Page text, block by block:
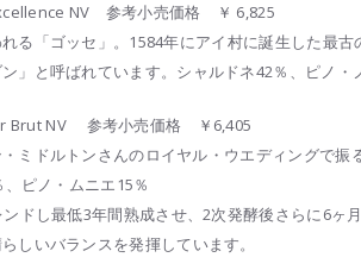
NV 参考小売価格 ￥ 6,825
る「ゴッセ」。1584年にアイ村に誕生した最古
」と呼ばれています。シャルドネ42％、ピノ・
Brut NV 参考小売価格 ￥6,405
ミドルトンさんのロイヤル ・ウエディングで
ピノ・ムニエ15％
ドし最低3年間熟成させ、2次発酵後さらに6ヶ
しいバランスを発揮しています。